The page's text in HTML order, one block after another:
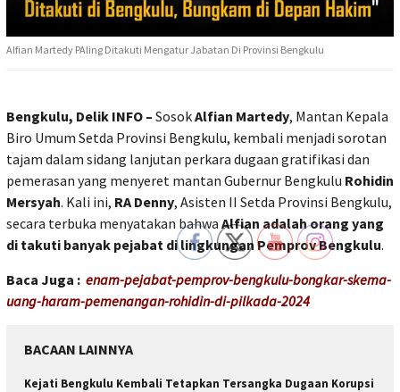
Alfian Martedy PAling Ditakuti Mengatur Jabatan Di Provinsi Bengkulu
Bengkulu, Delik INFO – SosokAlfian Martedy, Mantan Kepala
Biro Umum Setda Provinsi Bengkulu, kembali menjadi sorotan
tajam dalam sidang lanjutan perkara dugaan gratifikasi dan
pemerasan yang menyeret mantan Gubernur Bengkulu Rohidin
Mersyah. Kali ini, RA Denny, Asisten II Setda Provinsi Bengkulu,
secara terbuka menyatakan bahwa Alfian adalah orang yang
di takuti banyak pejabat di lingkungan Pemprov Bengkulu.
Baca Juga : enam-pejabat-pemprov-bengkulu-bongkar-skema-
uang-haram-pemenangan-rohidin-di-pilkada-2024
BACAAN LAINNYA
Kejati Bengkulu Kembali Tetapkan Tersangka Dugaan Korupsi